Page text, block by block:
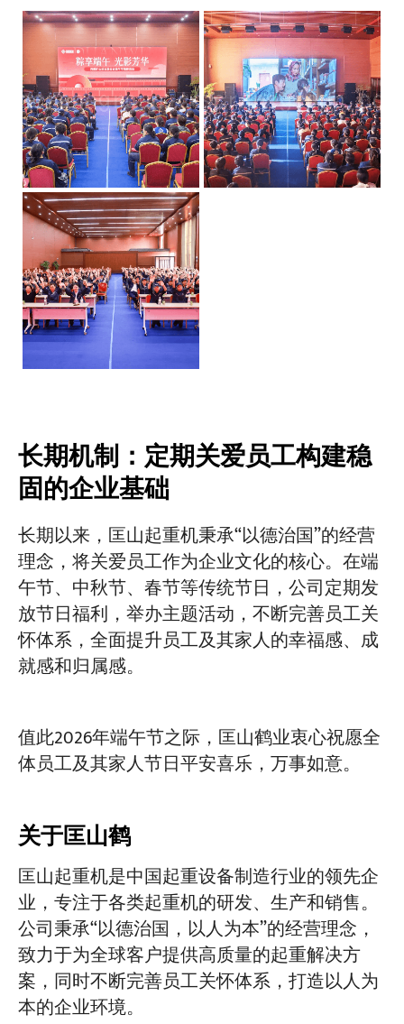
长期机制：定期关爱员工构建稳
固的企业基础
长期以来，匡山起重机秉承“以德治国”的经营
理念，将关爱员工作为企业文化的核心。在端
午节、中秋节、春节等传统节日，公司定期发
放节日福利，举办主题活动，不断完善员工关
怀体系，全面提升员工及其家人的幸福感、成
就感和归属感。
值此2026年端午节之际，匡山鹤业衷心祝愿全
体员工及其家人节日平安喜乐，万事如意。
关于匡山鹤
匡山起重机是中国起重设备制造行业的领先企
业，专注于各类起重机的研发、生产和销售。
公司秉承“以德治国，以人为本”的经营理念，
致力于为全球客户提供高质量的起重解决方
案，同时不断完善员工关怀体系，打造以人为
本的企业环境。